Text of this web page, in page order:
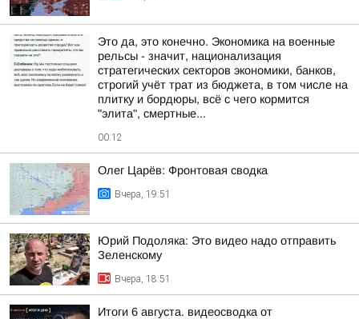
Это да, это конечно. Экономика на военные
рельсы - значит, национализация
стратегических секторов экономики, банков,
строгий учёт трат из бюджета, в том числе на
плитку и бордюры, всё с чего кормится
"элита", смертные...
00:12
Олег Царёв: Фронтовая сводка
Вчера, 19:51
Юрий Подоляка: Это видео надо отправить
Зеленскому
Вчера, 18:51
Итоги 6 августа. видеосводка от